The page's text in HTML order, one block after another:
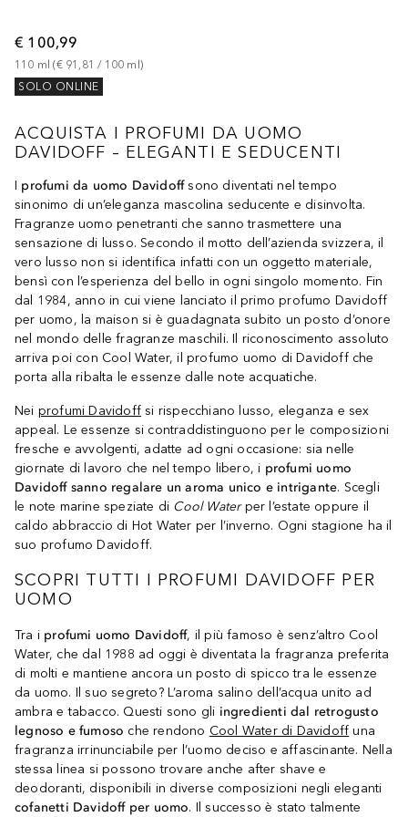
€ 100,99
110 ml (€ 91,81 / 100 ml)
SOLO ONLINE
ACQUISTA I PROFUMI DA UOMO
DAVIDOFF – ELEGANTI E SEDUCENTI
I profumi da uomo Davidoffsono diventati nel tempo
sinonimo di un’eleganza mascolina seducente e disinvolta.
Fragranze uomo penetranti che sanno trasmettere una
sensazione di lusso. Secondo il motto dell’azienda svizzera, il
vero lusso non si identifica infatti con un oggetto materiale,
bensì con l’esperienza del bello in ogni singolo momento. Fin
dal 1984, anno in cui viene lanciato il primo profumo Davidoff
per uomo, la maison si è guadagnata subito un posto d’onore
nel mondo delle fragranze maschili. Il riconoscimento assoluto
arriva poi con Cool Water, il profumo uomo di Davidoff che
porta alla ribalta le essenze dalle note acquatiche.
Nei profumi Davidoff si rispecchiano lusso, eleganza e sex
appeal. Le essenze si contraddistinguono per le composizioni
fresche e avvolgenti, adatte ad ogni occasione: sia nelle
giornate di lavoro che nel tempo libero, i profumi uomo
Davidoff sanno regalare un aroma unico e intrigante. Scegli
le note marine speziate di Cool Waterper l’estate oppure il
caldo abbraccio di Hot Water per l’inverno. Ogni stagione ha il
suo profumo Davidoff.
SCOPRI TUTTI I PROFUMI DAVIDOFF PER
UOMO
Tra i profumi uomo Davidoff, il più famoso è senz’altro Cool
Water, che dal 1988 ad oggi è diventata la fragranza preferita
di molti e mantiene ancora un posto di spicco tra le essenze
da uomo. Il suo segreto? L’aroma salino dell’acqua unito ad
ambra e tabacco. Questi sono gli ingredienti dal retrogusto
legnoso e fumoso che rendono Cool Water di Davidoff una
fragranza irrinunciabile per l’uomo deciso e affascinante. Nella
stessa linea si possono trovare anche after shave e
deodoranti, disponibili in diverse composizioni negli eleganti
cofanetti Davidoff per uomo. Il successo è stato talmente